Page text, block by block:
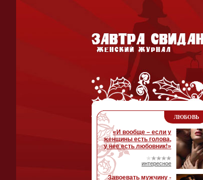
ЛЮБОВЬ
«И вообще – если у
женщины есть голова,
у нее есть любовник!»
интересное
Завоевать мужчину -